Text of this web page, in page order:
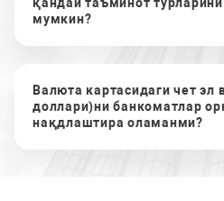
мумкин?
Валюта картасидаги чет
доллари)ни банкоматлар
нақдлаштира оламанми?